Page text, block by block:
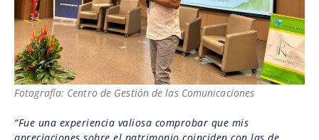
Fotografía: Centro de Gestión de las Comunicaciones
“Fue una experiencia valiosa comprobar que mis